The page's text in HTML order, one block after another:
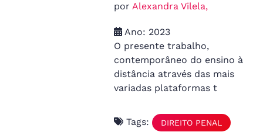
por Alexandra Vilela,
Ano: 2023
O presente trabalho,
contemporâneo do ensino à
distância através das mais
variadas plataformas t
Tags: DIREITO PENAL